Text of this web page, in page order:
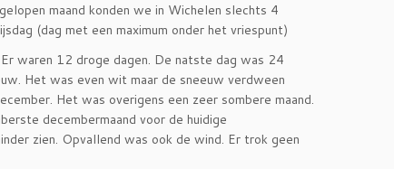
maand konden we in Wichelen slechts 4
(dag met een maximum onder het vriespunt)
waren 12 droge dagen. De natste dag was 24
Het was even wit maar de sneeuw verdween
Het was overigens een zeer sombere maand.
decembermaand voor de huidige
zien. Opvallend was ook de wind. Er trok geen